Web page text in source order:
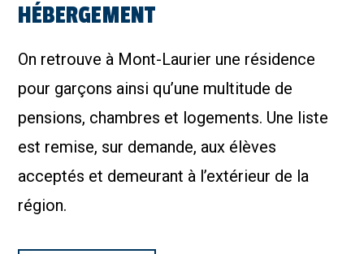
HÉBERGEMENT
On retrouve à Mont-Laurier une résidence
pour garçons ainsi qu’une multitude de
pensions, chambres et logements. Une liste
est remise, sur demande, aux élèves
acceptés et demeurant à l’extérieur de la
région.